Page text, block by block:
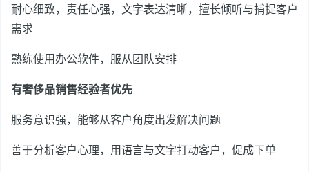
耐心细致，责任心强，文字表达清晰，擅长倾听与捕捉客户
需求
熟练使用办公软件，服从团队安排
有奢侈品销售经验者优先
服务意识强，能够从客户角度出发解决问题
善于分析客户心理，用语言与文字打动客户，促成下单